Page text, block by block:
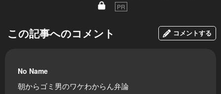
PR
この記事へのコメント コメントする
No Name
朝からゴミ男のワケわからん弁論